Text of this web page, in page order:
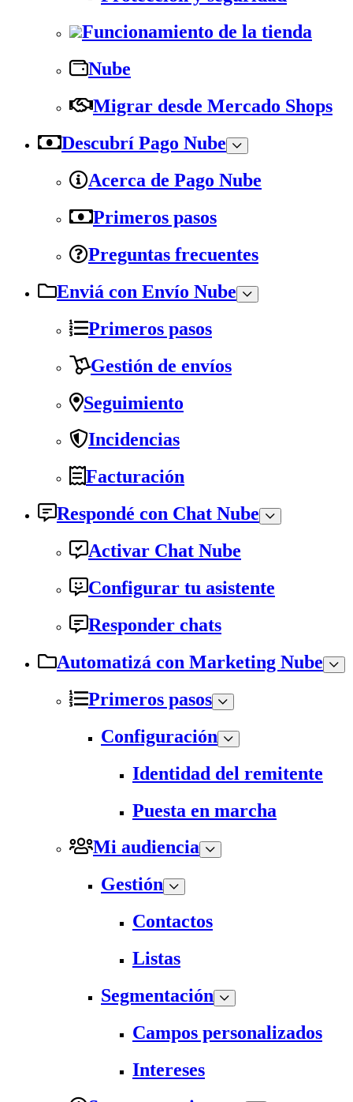
Funcionamiento de la tienda
Nube
Migrar desde Mercado Shops
Descubrí Pago Nube
Acerca de Pago Nube
Primeros pasos
Preguntas frecuentes
Enviá con Envío Nube
Primeros pasos
Gestión de envíos
Seguimiento
Incidencias
Facturación
Respondé con Chat Nube
Activar Chat Nube
Configurar tu asistente
Responder chats
Automatizá con Marketing Nube
Primeros pasos
Configuración
Identidad del remitente
Puesta en marcha
Mi audiencia
Gestión
Contactos
Listas
Segmentación
Campos personalizados
Intereses